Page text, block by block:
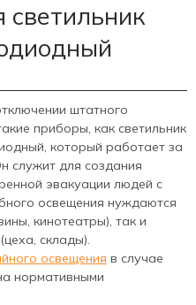
светильник
штатного
приборы, как светильник
который работает за
служит для создания
эвакуации людей с
освещения нуждаются
кинотеатры), так и
склады).
освещения в случае
нормативными